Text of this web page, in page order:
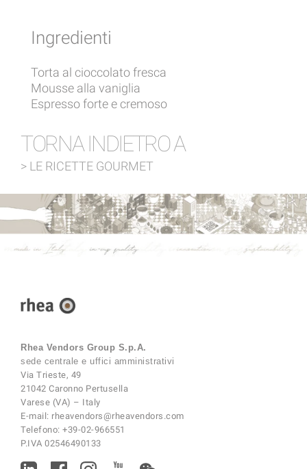
Ingredienti
Torta al cioccolato fresca
Mousse alla vaniglia
Espresso forte e cremoso
TORNA INDIETRO A
> LE RICETTE GOURMET
Rhea Vendors Group S.p.A.
sede centrale e uffici amministrativi
Via Trieste, 49
21042 Caronno Pertusella
Varese (VA) – Italy
E-mail: rheavendors@rheavendors.com
Telefono: +39-02-966551
P.IVA 02546490133